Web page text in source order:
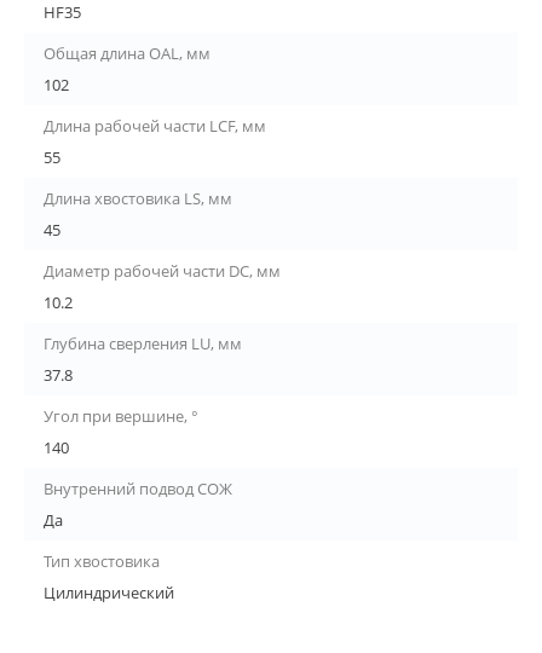
HF35
Общая длина OAL, мм
102
Длина рабочей части LCF, мм
55
Длина хвостовика LS, мм
45
Диаметр рабочей части DC, мм
10.2
Глубина сверления LU, мм
37.8
Угол при вершине, °
140
Внутренний подвод СОЖ
Да
Тип хвостовика
Цилиндрический